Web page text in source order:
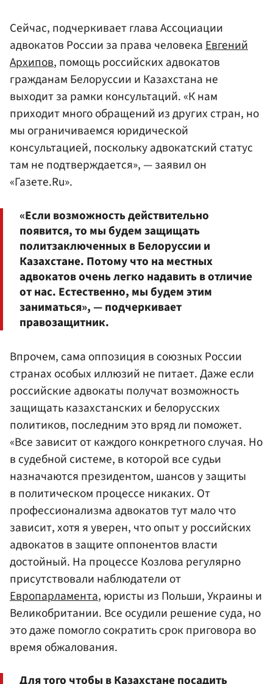
Сейчас, подчеркивает глава Ассоциации
адвокатов России за права человекаЕвгений
Архипов, помощь российских адвокатов
гражданам Белоруссии и Казахстана не
выходит за рамки консультаций. «К нам
приходит много обращений из других стран, но
мы ограничиваемся юридической
консультацией, поскольку адвокатский статус
там не подтверждается», — заявил он
«Газете.Ru».
«Если возможность действительно
появится, то мы будем защищать
политзаключенных в Белоруссии и
Казахстане. Потому что на местных
адвокатов очень легко надавить в отличие
от нас. Естественно, мы будем этим
заниматься», — подчеркивает
правозащитник.
Впрочем, сама оппозиция в союзных России
странах особых иллюзий не питает. Даже если
российские адвокаты получат возможность
защищать казахстанских и белорусских
политиков, последним это вряд ли поможет.
«Все зависит от каждого конкретного случая. Но
в судебной системе, в которой все судьи
назначаются президентом, шансов у защиты
в политическом процессе никаких. От
профессионализма адвокатов тут мало что
зависит, хотя я уверен, что опыт у российских
адвокатов в защите оппонентов власти
достойный. На процессе Козлова регулярно
присутствовали наблюдатели от
Европарламента, юристы из Польши, Украины и
Великобритании. Все осудили решение суда, но
это даже помогло сократить срок приговора во
время обжалования.
Для того чтобы в Казахстане посадить